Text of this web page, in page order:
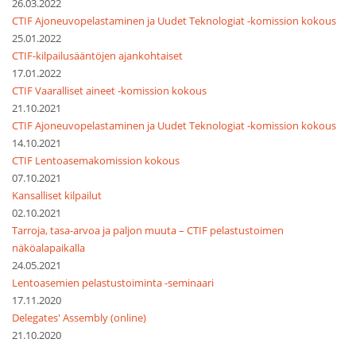
26.03.2022
CTIF Ajoneuvopelastaminen ja Uudet Teknologiat -komission kokous
25.01.2022
CTIF-kilpailusääntöjen ajankohtaiset
17.01.2022
CTIF Vaaralliset aineet -komission kokous
21.10.2021
CTIF Ajoneuvopelastaminen ja Uudet Teknologiat -komission kokous
14.10.2021
CTIF Lentoasemakomission kokous
07.10.2021
Kansalliset kilpailut
02.10.2021
Tarroja, tasa-arvoa ja paljon muuta – CTIF pelastustoimen
näköalapaikalla
24.05.2021
Lentoasemien pelastustoiminta -seminaari
17.11.2020
Delegates' Assembly (online)
21.10.2020